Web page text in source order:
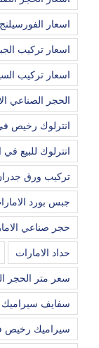
اسعار
اسعار تركيب
اسعار تركيب
الحجر الصناعي
انترلوك رخيص
انترلوك للبيع في
تركيب ورق
جبس بورد
حجر صناعي
حداد الامارات
سعر متر الحجر
سفايف سيراميك
سيراميك رخيص